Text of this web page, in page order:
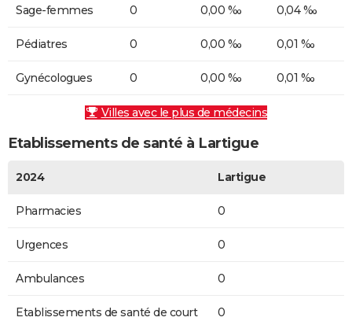
Sage-femmes 0 0,00 ‰ 0,04 ‰
Pédiatres 0 0,00 ‰ 0,01 ‰
Gynécologues 0 0,00 ‰ 0,01 ‰
Villes avec le plus de médecins
Etablissements de santé à Lartigue
2024 Lartigue
Pharmacies 0
Urgences 0
Ambulances 0
Etablissements de santé de court
0